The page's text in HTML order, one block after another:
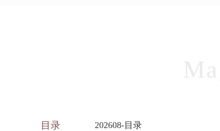
目录 202608-目录